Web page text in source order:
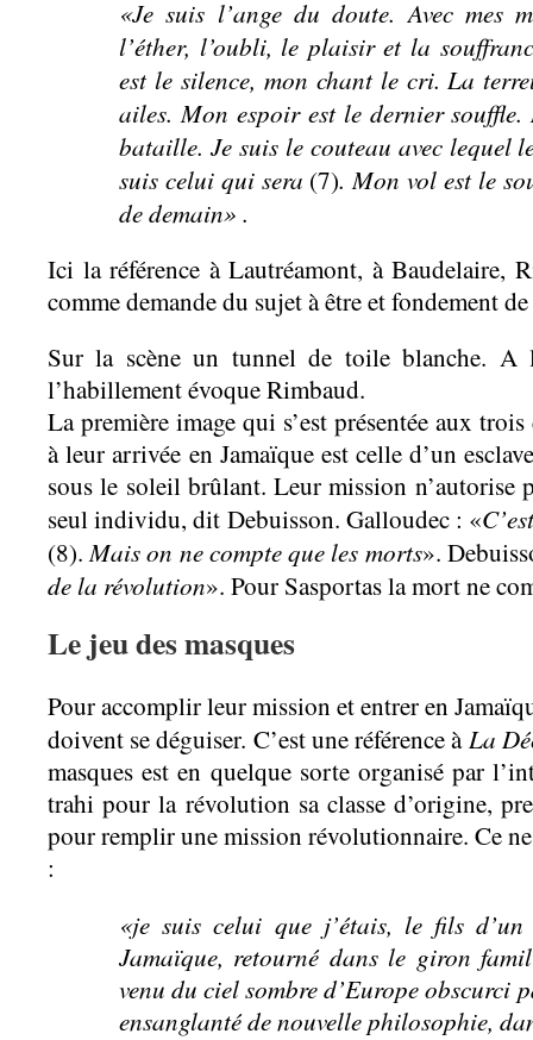
«Je suis l’ange du doute. Avec mes
l’éther, l’oubli, le plaisir et la
est le silence, mon chant le cri. La
ailes. Mon espoir est le dernier
bataille. Je suis le couteau avec lequel
suis celui qui sera (7). Mon vol est le
de demain» .
Ici la référence à Lautréamont, à Baudelaire,
comme demande du sujet à être et fondement
Sur la scène un tunnel de toile blanche. A
l’habillement évoque Rimbaud.
La première image qui s’est présentée aux
à leur arrivée en Jamaïque est celle d’un
sous le soleil brûlant. Leur mission n’autorise
seul individu, dit Debuisson. Galloudec : «
(8).Mais on ne compte que les morts».
de la révolution». Pour Sasportas la mort ne
Le jeu des masques
Pour accomplir leur mission et entrer en
doivent se déguiser. C’est une référence àLa
masques est en quelque sorte organisé par
trahi pour la révolution sa classe d’origine,
pour remplir une mission révolutionnaire. Ce
:
«je suis celui que j’étais, le fils d’un
Jamaïque, retourné dans le giron
venu du ciel sombre d’Europe obscurci
ensanglanté de nouvelle philosophie,